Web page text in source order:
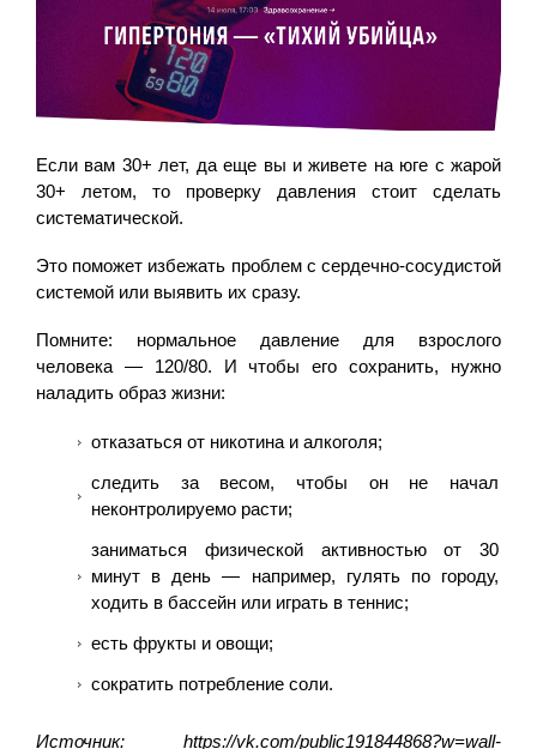
Если вам 30+ лет, да еще вы и живете на юге с жарой
30+ летом, то проверку давления стоит сделать
систематической.
Это поможет избежать проблем с сердечно-сосудистой
системой или выявить их сразу.
Помните: нормальное давление для взрослого
человека — 120/80. И чтобы его сохранить, нужно
наладить образ жизни:
отказаться от никотина и алкоголя;
следить за весом, чтобы он не начал
неконтролируемо расти;
заниматься физической активностью от 30
минут в день — например, гулять по городу,
ходить в бассейн или играть в теннис;
есть фрукты и овощи;
сократить потребление соли.
Источник: https://vk.com/public191844868?w=wall-